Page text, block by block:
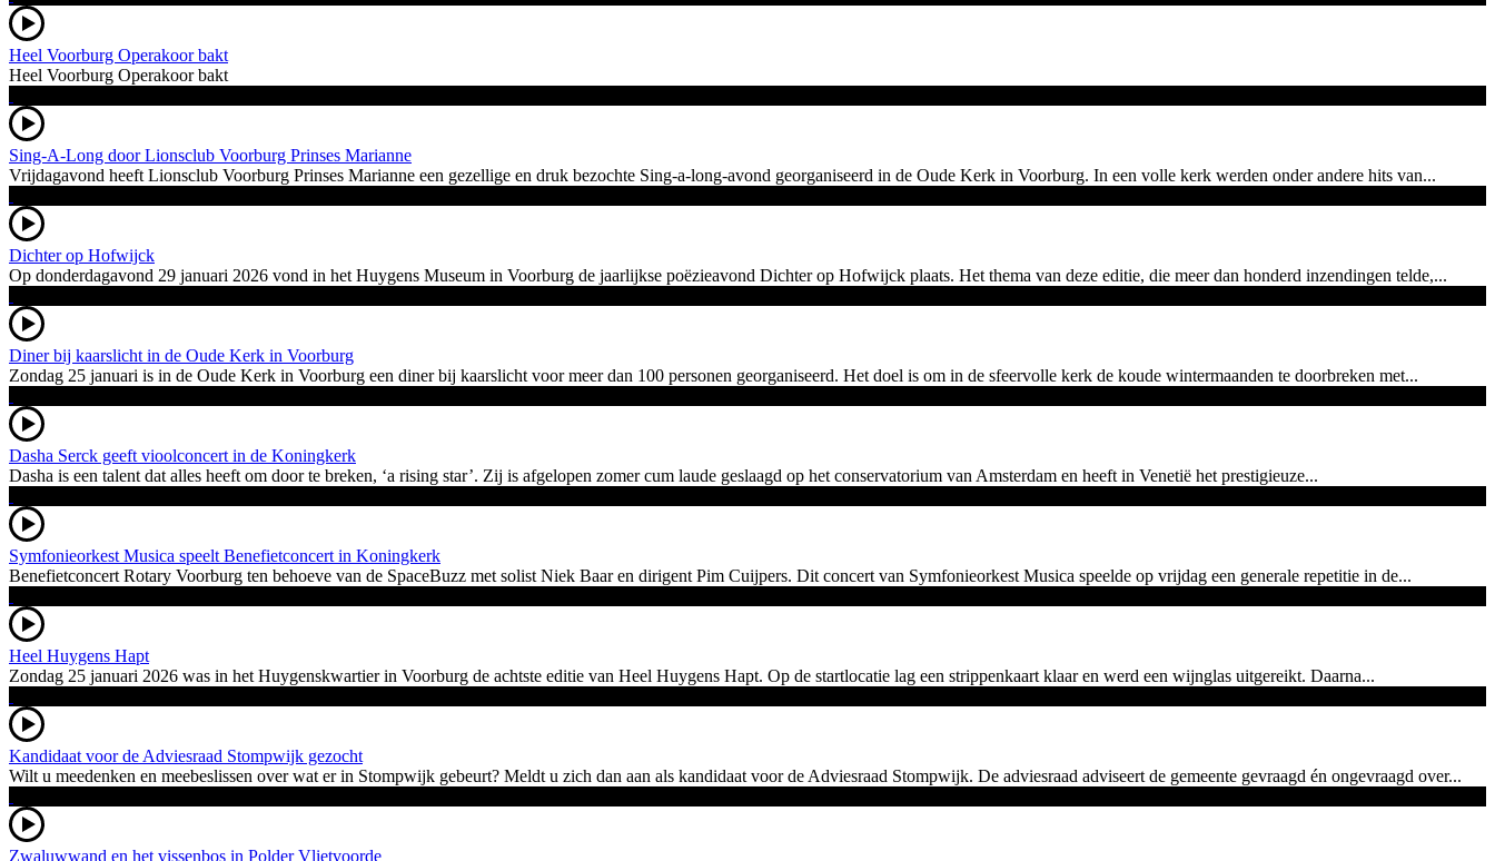
Heel Voorburg Operakoor bakt
Heel Voorburg Operakoor bakt
Sing-A-Long door Lionsclub Voorburg Prinses Marianne
Vrijdagavond heeft Lionsclub Voorburg Prinses Marianne een gezellige en druk bezochte Sing-a-long-avond georganiseerd in de Oude Kerk in Voorburg. In een volle kerk werden onder andere hits van...
Dichter op Hofwijck
Op donderdagavond 29 januari 2026 vond in het Huygens Museum in Voorburg de jaarlijkse poëzieavond Dichter op Hofwijck plaats. Het thema van deze editie, die meer dan honderd inzendingen telde,...
Diner bij kaarslicht in de Oude Kerk in Voorburg
Zondag 25 januari is in de Oude Kerk in Voorburg een diner bij kaarslicht voor meer dan 100 personen georganiseerd. Het doel is om in de sfeervolle kerk de koude wintermaanden te doorbreken met...
Dasha Serck geeft vioolconcert in de Koningkerk
Dasha is een talent dat alles heeft om door te breken, ‘a rising star’. Zij is afgelopen zomer cum laude geslaagd op het conservatorium van Amsterdam en heeft in Venetië het prestigieuze...
Symfonieorkest Musica speelt Benefietconcert in Koningkerk
Benefietconcert Rotary Voorburg ten behoeve van de SpaceBuzz met solist Niek Baar en dirigent Pim Cuijpers. Dit concert van Symfonieorkest Musica speelde op vrijdag een generale repetitie in de...
Heel Huygens Hapt
Zondag 25 januari 2026 was in het Huygenskwartier in Voorburg de achtste editie van Heel Huygens Hapt. Op de startlocatie lag een strippenkaart klaar en werd een wijnglas uitgereikt. Daarna...
Kandidaat voor de Adviesraad Stompwijk gezocht
Wilt u meedenken en meebeslissen over wat er in Stompwijk gebeurt? Meldt u zich dan aan als kandidaat voor de Adviesraad Stompwijk. De adviesraad adviseert de gemeente gevraagd én ongevraagd over...
Zwaluwwand en het vissenbos in Polder Vlietvoorde